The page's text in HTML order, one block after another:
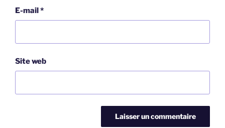
E-mail*
Site web